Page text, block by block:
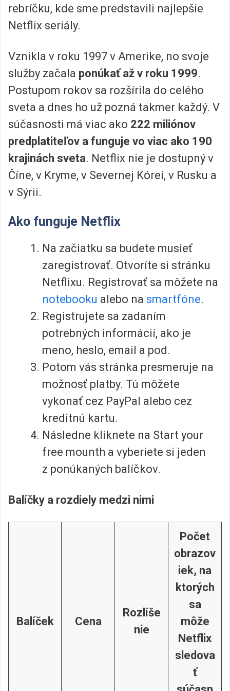
rebríčku, kde sme predstavili najlepšie
Netflix seriály.
Vznikla v roku 1997 v Amerike, no svoje
služby začala ponúkať až v roku 1999.
Postupom rokov sa rozšírila do celého
sveta a dnes ho už pozná takmer každý. V
súčasnosti má viac ako 222 miliónov
predplatiteľov a funguje vo viac ako 190
krajinách sveta. Netflix nie je dostupný v
Číne, v Kryme, v Severnej Kórei, v Rusku a
v Sýrii.
Ako funguje Netflix
Na začiatku sa budete musieť
zaregistrovať. Otvoríte si stránku
Netflixu. Registrovať sa môžete na
notebooku alebo na smartfóne.
Registrujete sa zadaním
potrebných informácií, ako je
meno, heslo, email a pod.
Potom vás stránka presmeruje na
možnosť platby. Tú môžete
vykonať cez PayPal alebo cez
kreditnú kartu.
Následne kliknete na Start your
free mounth a vyberiete si jeden
z ponúkaných balíčkov.
Balíčky a rozdiely medzi nimi
Balíček Cena
Rozlíše
nie
Počet
obrazov
iek, na
ktorých
sa
môže
Netflix
sledova
ť